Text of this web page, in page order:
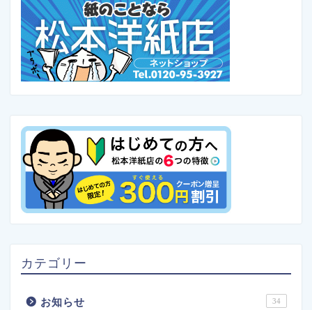
カテゴリー
お知らせ 34